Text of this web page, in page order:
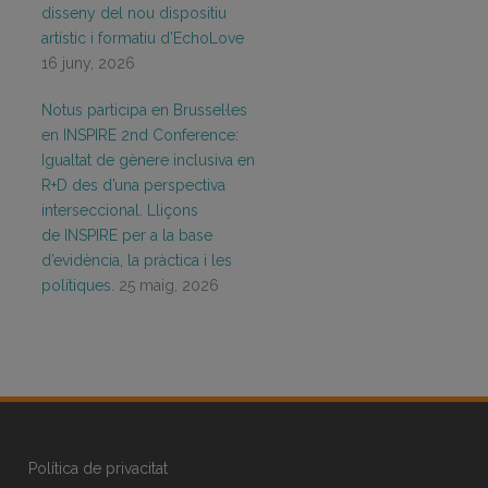
disseny del nou dispositiu
artístic i formatiu d’EchoLove
16 juny, 2026
Notus participa en Brussel·les
en INSPIRE 2nd Conference:
Igualtat de gènere inclusiva en
R+D des d’una perspectiva
interseccional. Lliçons
de INSPIRE per a la base
d’evidència, la pràctica i les
polítiques. 25 maig, 2026
Política de privacitat